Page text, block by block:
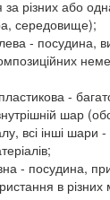
за різних або
середовище);
- посудина,
-
шар
всі інші шари -
- посудина,
в різних